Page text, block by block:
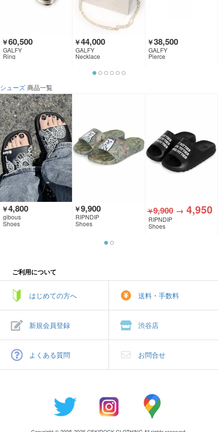
￥60,500
GALFY
Ring
￥44,000
GALFY
Necklace
￥38,500
GALFY
Pierce
シューズ 商品一覧
￥4,800
gibous
Shoes
￥9,900
RIPNDIP
Shoes
￥9,900→ 4,950
RIPNDIP
Shoes
ご利用について
はじめての方へ 送料・手数料
新規会員登録 渋谷店
よくある質問 お問合せ